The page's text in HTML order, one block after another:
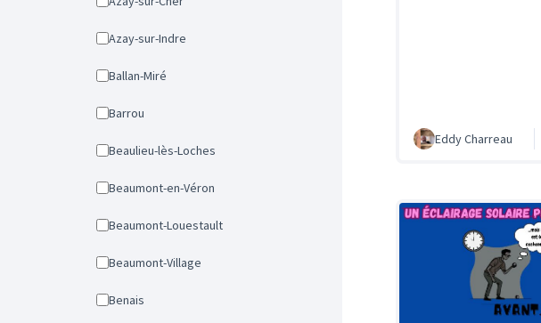
Azay-sur-Indre
Ballan-Miré
Barrou
Beaulieu-lès-Loches
Beaumont-en-Véron
Beaumont-Louestault
Beaumont-Village
Benais
Eddy Charreau